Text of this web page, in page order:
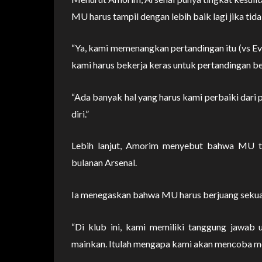
MU harus tampil dengan lebih baik lagi jika
“Ya, kami memenangkan pertandingan itu (vs
kami harus bekerja keras untuk pertandingan
“Ada banyak hal yang harus kami perbaiki
diri.”
Lebih lanjut, Amorim menyebut bahwa MU
bulanan Arsenal.
Ia menegaskan bahwa MU harus berjuang
“Di klub ini, kami memiliki tanggung jawab
mainkan. Itulah mengapa kami akan mencoba